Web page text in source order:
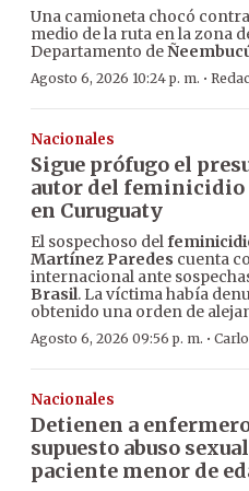
Una camioneta chocó
medio de la ruta en la zona
Departamento de
Agosto 6, 2026 10:24 p. m. ·
Nacionales
Sigue prófugo el
autor del
en Curuguaty
El sospechoso del
Martínez Paredes cuenta
internacional ante
Brasil. La víctima había
obtenido una orden de
Agosto 6, 2026 09:56 p. m. ·
Nacionales
Detienen a
supuesto abuso
paciente menor de